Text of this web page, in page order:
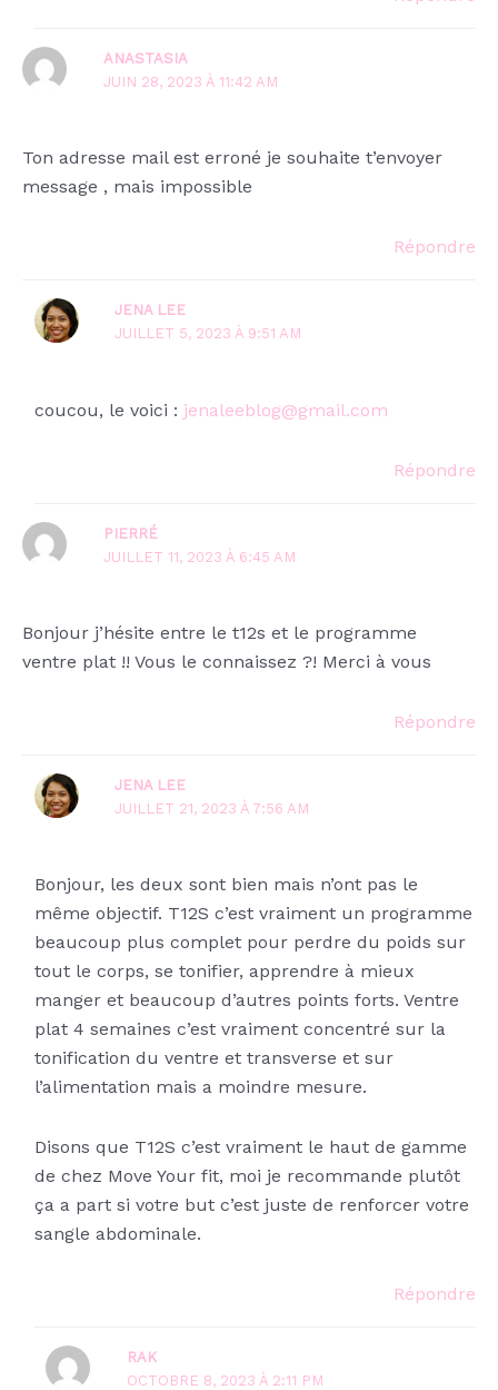
ANASTASIA
JUIN 28, 2023 À 11:42 AM
Ton adresse mail est erroné je souhaite t’envoyer
message , mais impossible
Répondre
JENA LEE
JUILLET 5, 2023 À 9:51 AM
coucou, le voici : jenaleeblog@gmail.com
Répondre
PIERRÉ
JUILLET 11, 2023 À 6:45 AM
Bonjour j’hésite entre le t12s et le programme
ventre plat !! Vous le connaissez ?! Merci à vous
Répondre
JENA LEE
JUILLET 21, 2023 À 7:56 AM
Bonjour, les deux sont bien mais n’ont pas le
même objectif. T12S c’est vraiment un programme
beaucoup plus complet pour perdre du poids sur
tout le corps, se tonifier, apprendre à mieux
manger et beaucoup d’autres points forts. Ventre
plat 4 semaines c’est vraiment concentré sur la
tonification du ventre et transverse et sur
l’alimentation mais a moindre mesure.
Disons que T12S c’est vraiment le haut de gamme
de chez Move Your fit, moi je recommande plutôt
ça a part si votre but c’est juste de renforcer votre
sangle abdominale.
Répondre
RAK
OCTOBRE 8, 2023 À 2:11 PM